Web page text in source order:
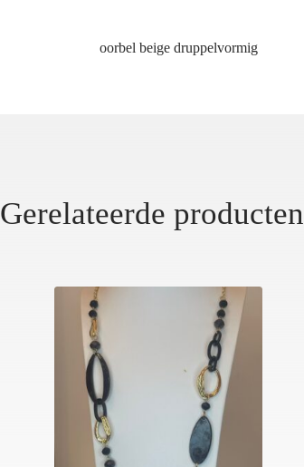
oorbel beige druppelvormig
Gerelateerde producten